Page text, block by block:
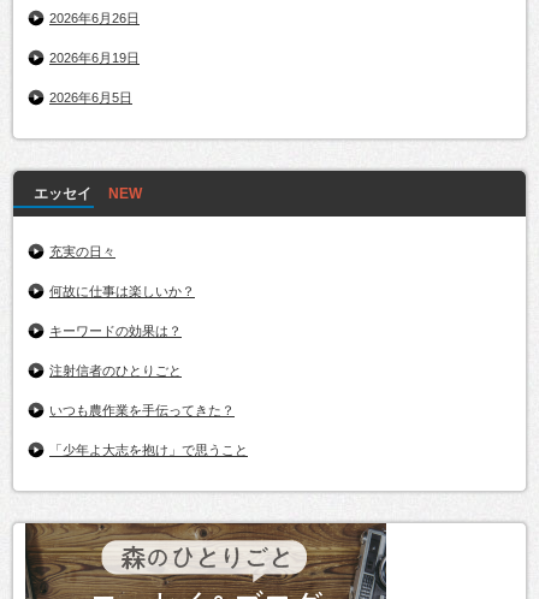
2026年6月26日
2026年6月19日
2026年6月5日
エッセイ
充実の日々
何故に仕事は楽しいか？
キーワードの効果は？
注射信者のひとりごと
いつも農作業を手伝ってきた？
「少年よ大志を抱け」で思うこと